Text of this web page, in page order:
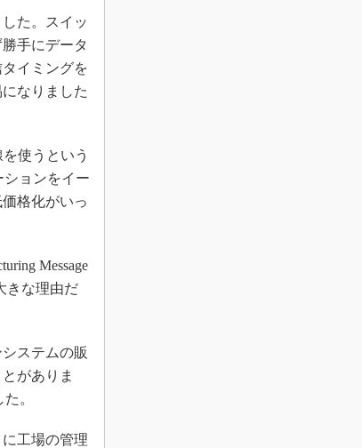
た。スイッ
手にデータ
イミングを
なりました
使うという
ョンをイー
格化がいっ
Message
きな理由だ
ステムの販
がありま
。
工場の管理